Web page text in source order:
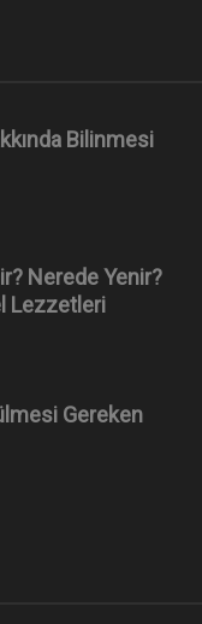
Bilinmesi
Nerede Yenir?
Lezzetleri
Gereken